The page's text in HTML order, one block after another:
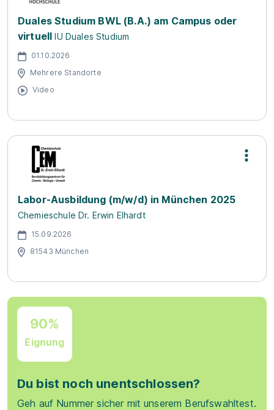
Duales Studium BWL (B.A.) am Campus oder
virtuell IU Duales Studium
01.10.2026
Mehrere Standorte
Video
Labor-Ausbildung (m/w/d) in München 2025
Chemieschule Dr. Erwin Elhardt
15.09.2026
81543 München
90%
Eignung
Du bist noch unentschlossen?
Geh auf Nummer sicher mit unserem Berufswahltest.